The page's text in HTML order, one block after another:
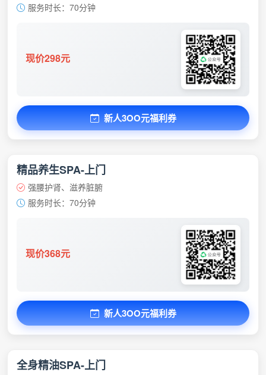
服务时长：70分钟
现价298元
新人3OO元福利券
精品养生SPA-上门
强腰护肾、滋养脏腑
服务时长：70分钟
现价368元
新人3OO元福利券
全身精油SPA-上门